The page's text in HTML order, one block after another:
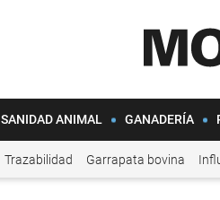
SANIDAD ANIMAL GANADERÍA
Trazabilidad Garrapata bovina